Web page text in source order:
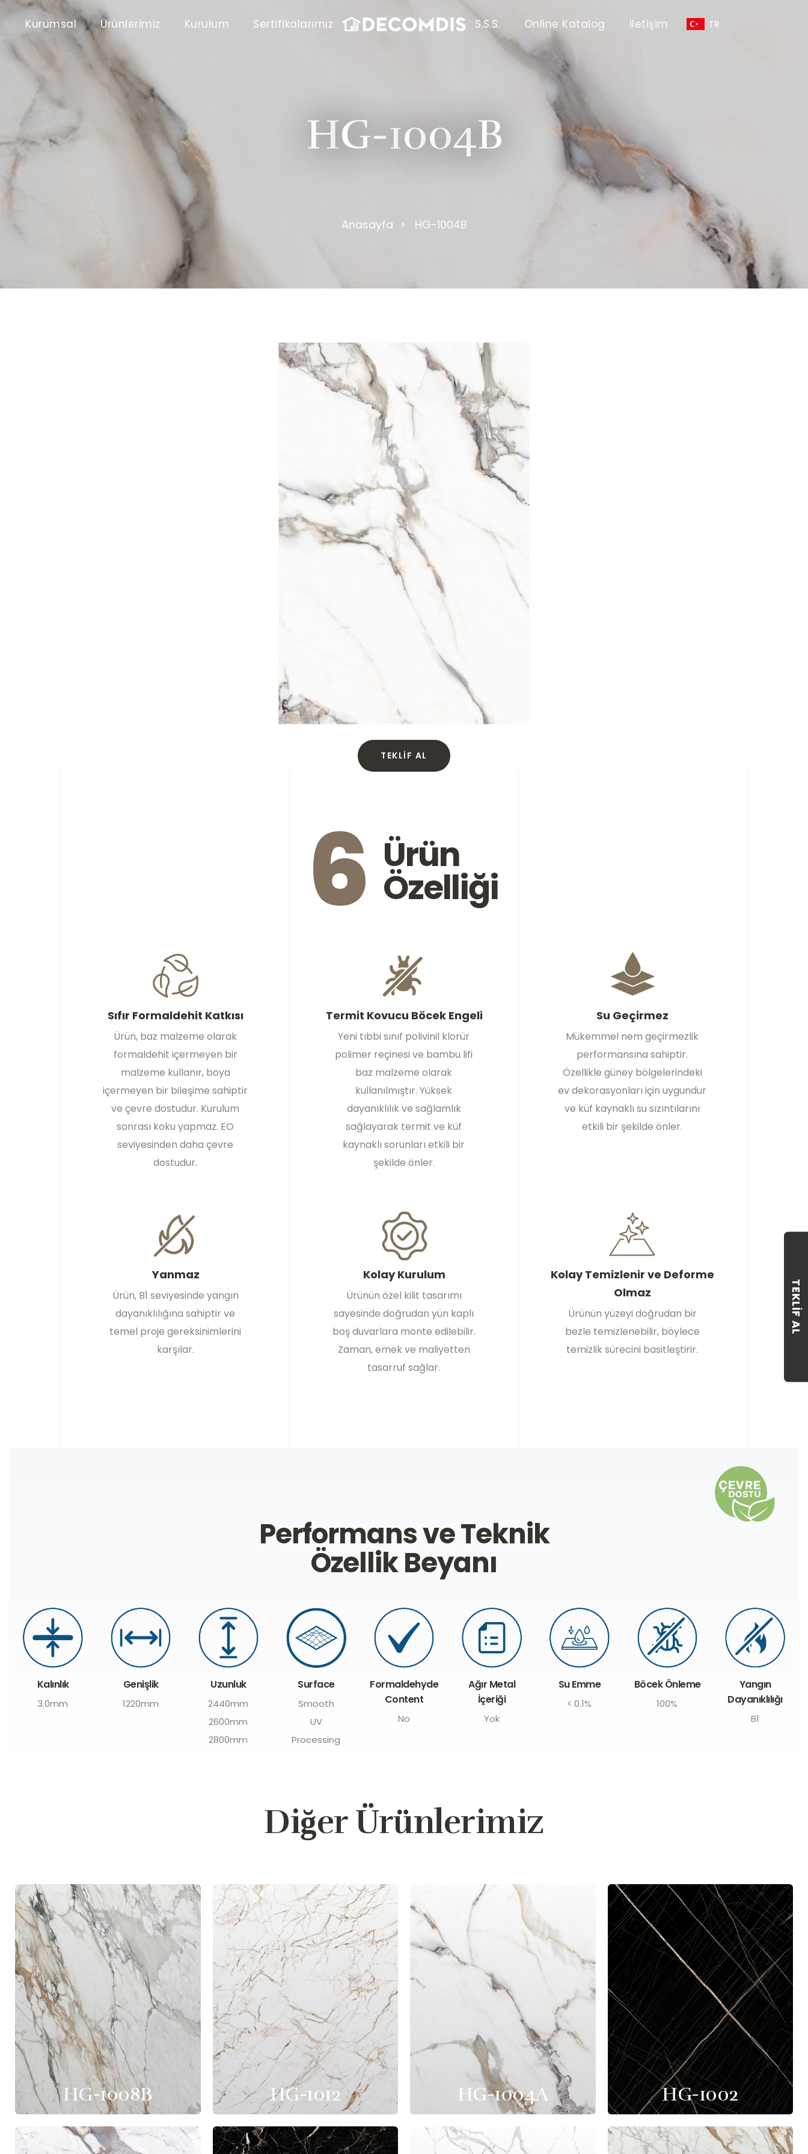
TEKLIF AL
Kurumsal Ürünlerimiz Kurulum Sertifikalarımız S.S.S. Online Katalog İletişim TR
HG-1004B
Anasayfa HG-1004B
TEKLIF AL
6 Ürün
Özelliği
Sıfır Formaldehit Katkısı
Ürün, baz malzeme olarak
formaldehit içermeyen bir
malzeme kullanır, boya
içermeyen bir bileşime sahiptir
ve çevre dostudur. Kurulum
sonrası koku yapmaz. EO
seviyesinden daha çevre
dostudur.
Termit Kovucu Böcek Engeli
Yeni tıbbi sınıf polivinil klorür
polimer reçinesi ve bambu lifi
baz malzeme olarak
kullanılmıştır. Yüksek
dayanıklılık ve sağlamlık
sağlayarak termit ve küf
kaynaklı sorunları etkili bir
şekilde önler.
Su Geçirmez
Mükemmel nem geçirmezlik
performansına sahiptir.
Özellikle güney bölgelerindeki
ev dekorasyonları için uygundur
ve küf kaynaklı su sızıntılarını
etkili bir şekilde önler.
Yanmaz
Ürün, B1 seviyesinde yangın
dayanıklılığına sahiptir ve
temel proje gereksinimlerini
karşılar.
Kolay Kurulum
Ürünün özel kilit tasarımı
sayesinde doğrudan yün kaplı
boş duvarlara monte edilebilir.
Zaman, emek ve maliyetten
tasarruf sağlar.
Kolay Temizlenir ve Deforme
Olmaz
Ürünün yüzeyi doğrudan bir
bezle temizlenebilir, böylece
temizlik sürecini basitleştirir.
Performans ve Teknik
Özellik Beyanı
Kalınlık
3.0mm
Genişlik
1220mm
Uzunluk
2440mm
2600mm
2800mm
Surface
Smooth
UV
Processing
Formaldehyde
Content
No
Ağır Metal
İçeriği
Yok
Su Emme
< 0.1%
Böcek Önleme
100%
Yangın
Dayanıklılığı
B1
Diğer Ürünlerimiz
HG-1008B HG-1012 HG-1004A HG-1002